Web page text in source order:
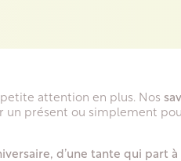
attention en plus. Nos
un présent ou simplement
d’une tante qui part